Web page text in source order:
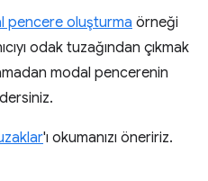
pencere oluşturma örneği
odak tuzağından çıkmak
modal pencerenin
'ı okumanızı öneririz.